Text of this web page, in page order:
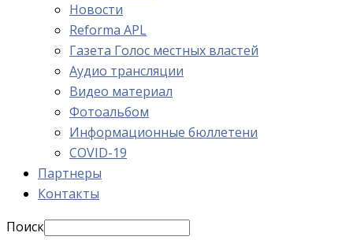
Новости
Reforma APL
Газета Голос местных властей
Аудио трансляции
Видео материал
Фотоальбом
Информационные бюллетени
COVID-19
Партнеры
Контакты
Поиск